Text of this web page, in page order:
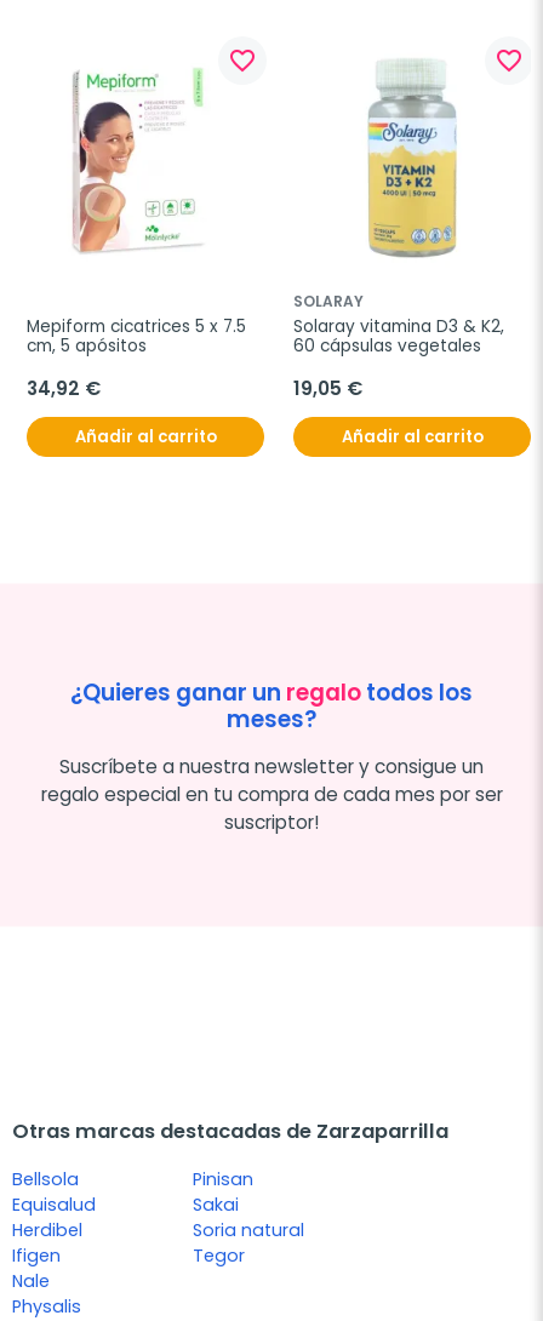
favorite_border
Mepiform cicatrices 5 x 7.5
cm, 5 apósitos
34,92 €
Añadir al carrito
favorite_border
SOLARAY
Solaray vitamina D3 & K2,
60 cápsulas vegetales
19,05 €
Añadir al carrito
¿Quieres ganar un regalotodos los
meses?
Suscríbete a nuestra newsletter y consigue un
regalo especial en tu compra de cada mes por ser
suscriptor!
Otras marcas destacadas de Zarzaparrilla
Bellsola
Equisalud
Herdibel
Ifigen
Nale
Physalis
Pinisan
Sakai
Soria natural
Tegor